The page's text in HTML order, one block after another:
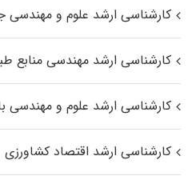
کارشناسی ارشد علوم و مهندسی
کارشناسی ارشد مهندسی منابع
کارشناسی ارشد علوم و مهندسی
کارشناسی ارشد اقتصاد کشاورزی